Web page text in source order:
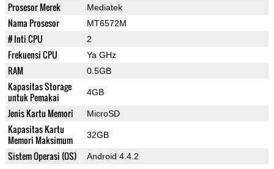
Prosesor Merek Mediatek
Nama Prosesor MT6572M
# Inti CPU 2
Frekuensi CPU Ya GHz
RAM 0.5GB
Kapasitas Storage
untuk Pemakai
4GB
Jenis Kartu Memori MicroSD
Kapasitas Kartu
Memori Maksimum
32GB
Sistem Operasi (OS) Android 4.4.2